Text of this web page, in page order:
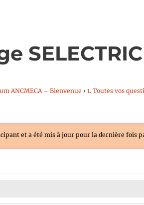
ANCMECA – Bienvenue › 1. Toutes vos
et a été mis à jour pour la dernière fois